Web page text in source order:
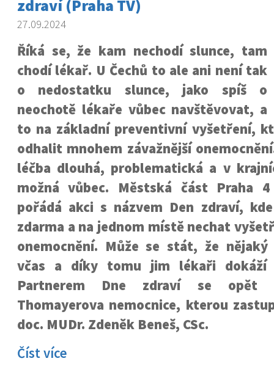
zdraví (Praha TV)
27.09.2024
Říká se, že kam nechodí slunce, tam
chodí lékař. U Čechů to ale ani není tak
o nedostatku slunce, jako spíš o
neochotě lékaře vůbec navštěvovat, a
to na základní preventivní vyšetření,
odhalit mnohem závažnější
léčba dlouhá, problematická a v
možná vůbec. Městská část Praha
pořádá akci s názvem Den zdraví,
zdarma a na jednom místě nechat
onemocnění. Může se stát, že
včas a díky tomu jim lékaři dokáží
Partnerem Dne zdraví se opět
Thomayerova nemocnice, kterou
doc. MUDr. Zdeněk Beneš, CSc.
Číst více